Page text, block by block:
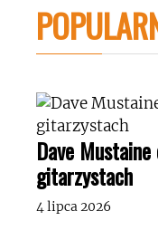
Dave
gitarzystach
4 lipca 2026